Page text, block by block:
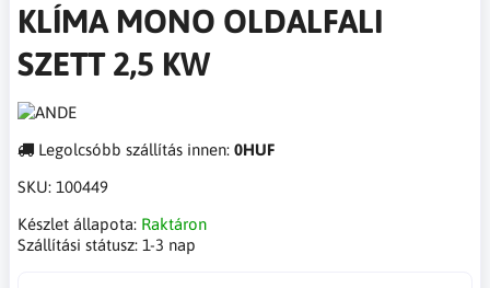
KLÍMA MONO OLDALFALI
SZETT 2,5 KW
Legolcsóbb szállítás innen: 0HUF
SKU: 100449
Készlet állapota: Raktáron
Szállítási státusz: 1-3 nap